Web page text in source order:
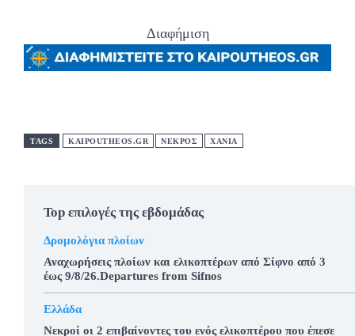
Διαφήμιση
TAGS KAIPOUTHEOS.GR ΝΕΚΡΟΣ ΧΑΝΙΑ
Top επιλογές της εβδομάδας
Δρομολόγια πλοίων
Αναχωρήσεις πλοίων και ελικοπτέρων από Σίφνο από 3
έως 9/8/26.Departures from Sifnos
Ελλάδα
Νεκροί οι 2 επιβαίνοντες του ενός ελικοπτέρου που έπεσε